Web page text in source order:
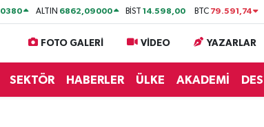
ALTIN 6862,09000 BİST14.598,00 BTC 79.591,74
FOTO GALERİ VİDEO YAZARLAR
SEKTÖR HABERLER ÜLKE AKADEMİ